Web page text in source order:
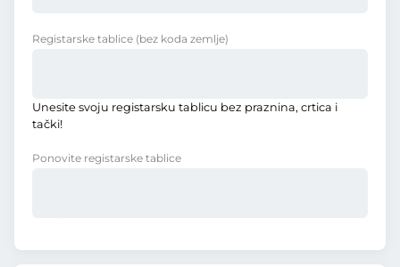
Registarske tablice (bez koda zemlje)
Unesite svoju registarsku tablicu bez praznina, crtica i
tački!
Ponovite registarske tablice